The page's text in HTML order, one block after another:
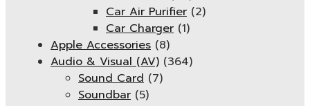
Car Air Purifier (2)
Car Charger (1)
Apple Accessories (8)
Audio & Visual (AV) (364)
Sound Card (7)
Soundbar (5)